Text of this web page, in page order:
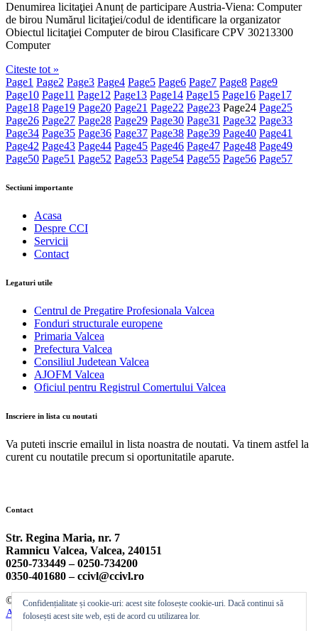
Denumirea licitaţiei Anunț de participare Austria-Viena: Computer
de birou Numărul licitaţiei/codul de identificare la organizator
Obiectul licitaţiei Computer de birou Clasificare CPV 30213300
Computer
Citeste tot »
Page1 Page2 Page3 Page4 Page5 Page6 Page7 Page8 Page9
Page10 Page11 Page12 Page13 Page14 Page15 Page16 Page17
Page18 Page19 Page20 Page21 Page22 Page23 Page24 Page25
Page26 Page27 Page28 Page29 Page30 Page31 Page32 Page33
Page34 Page35 Page36 Page37 Page38 Page39 Page40 Page41
Page42 Page43 Page44 Page45 Page46 Page47 Page48 Page49
Page50 Page51 Page52 Page53 Page54 Page55 Page56 Page57
Sectiuni importante
Acasa
Despre CCI
Servicii
Contact
Legaturi utile
Centrul de Pregatire Profesionala Valcea
Fonduri structurale europene
Primaria Valcea
Prefectura Valcea
Consiliul Judetean Valcea
AJOFM Valcea
Oficiul pentru Registrul Comertului Valcea
Inscriere in lista cu noutati
Va puteti inscrie emailul in lista noastra de noutati. Va tinem astfel la
curent cu noutatile precum si oportunitatile aparute.
Contact
Str. Regina Maria, nr. 7
Ramnicu Valcea, Valcea, 240151
0250-733449 –0250-734200
0350-401680 –ccivl@ccivl.ro
© 2026 Camera de Comert si Industrie Valcea | Theme byTheme
Ansar
Confidențialitate și cookie-uri: acest site folosește cookie-uri. Dacă continui să
folosești acest site web, ești de acord cu utilizarea lor.